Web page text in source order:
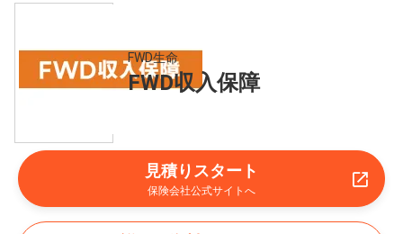
FWD生命
FWD収入保障
見積りスタート
保険会社公式サイトへ